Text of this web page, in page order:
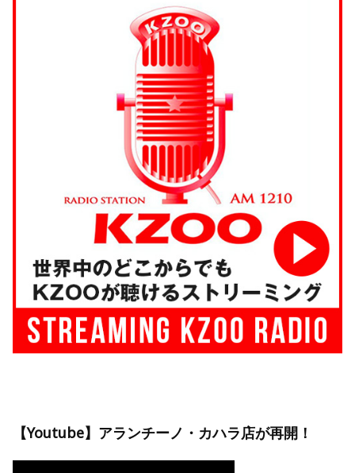
【Youtube】アランチーノ・カハラ店が再開！